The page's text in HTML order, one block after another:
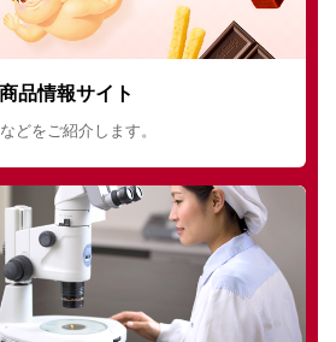
商品情報サイト
どをご紹介します。